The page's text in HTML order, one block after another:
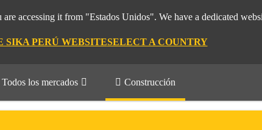
accessing it from "Estados Unidos". We have a dedicated
SIKA PERÚ WEBSITESELECT A COUNTRY
Todos los mercados Construcción